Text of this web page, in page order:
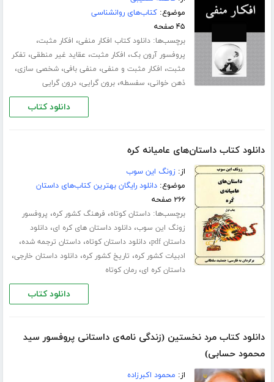
موضوع:کتاب‌های روانشناسی
۴۵ صفحه
برچسب‌ها:دانلود کتاب افکار منفی، افکار مثبت،
پروفسور آرون بک، افکار مثبت، عقاید غیر منطقی، تفکر
مثبت، افکار مثبت و منفی، منفی بافی،شخصی سازی،
ذهن خوانی، سفسطه،برون گرایی،درون گرایی
دانلود کتاب
دانلود کتاب داستان‌های عامیانه کره
از:زونگ این سوب
موضوع:دانلود رایگان بهترین کتاب‌های داستان
۲۶۶ صفحه
برچسب‌ها:داستان کوتاه، فرهنگ کشور کره، پروفسور
زونگ این سوب،دانلود داستان های کره ای،دانلود
داستان pdf
،دانلود داستان کوتاه،داستان ترجمه شده،
ادبیات کشور کره، تاریخ کشور کره،دانلود داستان خارجی،
داستان کره ای،رمان کوتاه
دانلود کتاب
دانلود کتاب مرد نخستین (زندگی نامه‌ی داستانی پروفسور سید
محمود حسابی)
از: محمود اکبرزاده